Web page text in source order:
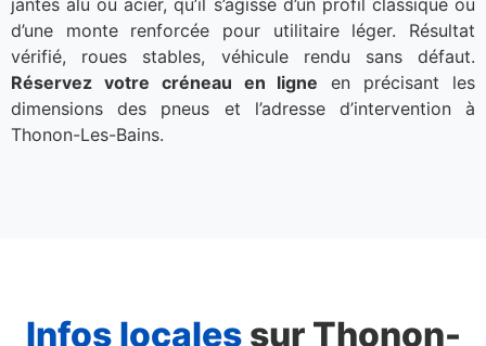
jantes alu ou acier, qu’il s’agisse d’un profil classique ou
d’une monte renforcée pour utilitaire léger. Résultat
vérifié, roues stables, véhicule rendu sans défaut.
Réservez votre créneau en ligne en précisant les
dimensions des pneus et l’adresse d’intervention à
Thonon-Les-Bains.
Infos localessur Thonon-